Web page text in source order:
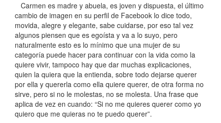
Carmen es madre y abuela, es joven y dispuesta, el último
cambio de imagen en su perfil de Facebook lo dice todo,
movida, alegre y elegante, sabe cuidarse, por eso tal vez
algunos piensen que es egoísta y va a lo suyo, pero
naturalmente esto es lo mínimo que una mujer de su
categoría puede hacer para continuar con la vida como la
quiere vivir, tampoco hay que dar muchas explicaciones,
quien la quiera que la entienda, sobre todo dejarse querer
por ella y quererla como ella quiere querer, de otra forma no
sirve, pero si no le molestas, no se molesta. Una frase que
aplica de vez en cuando: “Si no me quieres querer como yo
quiero que me quieras no te puedo querer”.